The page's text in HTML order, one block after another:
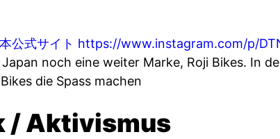
公式サイト https://www.instagram.com/p/
noch eine weiter Marke, Roji Bikes. In
die Spass machen
/ Aktivismus